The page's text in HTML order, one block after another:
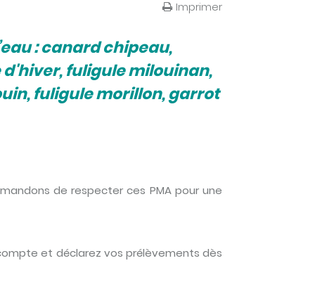
Imprimer
: canard chipeau,
fuligule milouinan,
fuligule morillon, garrot
de respecter ces PMA pour une
et déclarez vos prélèvements dès